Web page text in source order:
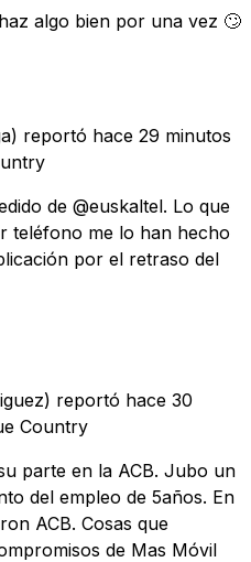
algo bien por una vez 🙄
reportó hace 29 minutos
de @euskaltel. Lo que
teléfono me lo han hecho
por el retraso del
reportó hace 30
Country
parte en la ACB. Jubo un
del empleo de 5años. En
ACB. Cosas que
de Mas Móvil